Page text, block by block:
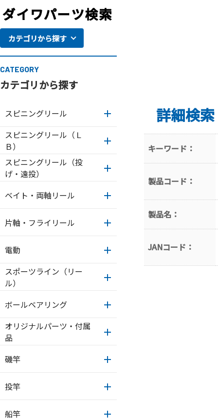
カテゴリから探す
CATEGORY
カテゴリから探す
スピニングリール
スピニングリール（Ｌ
Ｂ）
スピニングリール（投
げ・遠投）
ベイト・両軸リール
片軸・フライリール
電動
スポーツライン（リー
ル）
ボールベアリング
オリジナルパーツ・付属
品
磯竿
投竿
船竿
詳細検索
キーワード：
製品コード：
製品名：
JANコード：